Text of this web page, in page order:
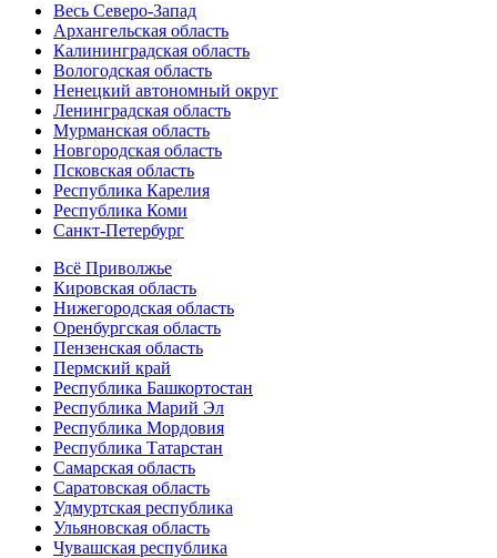
Весь Северо-Запад
Архангельская область
Калининградская область
Вологодская область
Ненецкий автономный округ
Ленинградская область
Мурманская область
Новгородская область
Псковская область
Республика Карелия
Республика Коми
Санкт-Петербург
Всё Приволжье
Кировская область
Нижегородская область
Оренбургская область
Пензенская область
Пермский край
Республика Башкортостан
Республика Марий Эл
Республика Мордовия
Республика Татарстан
Самарская область
Саратовская область
Удмуртская республика
Ульяновская область
Чувашская республика